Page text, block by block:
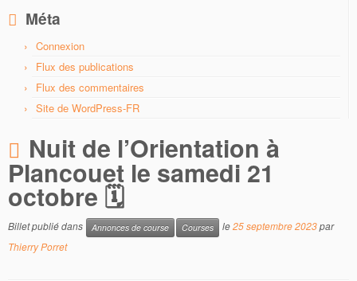
Méta
Connexion
Flux des publications
Flux des commentaires
Site de WordPress-FR
Nuit de l’Orientation à
Plancouet le samedi 21
octobre 🗓
Billet publié dans Annonces de course Courses le25 septembre 2023par
Thierry Porret